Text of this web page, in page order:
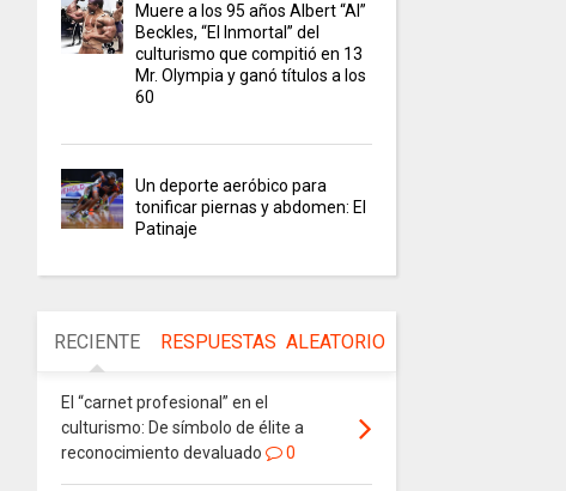
Muere a los 95 años Albert “Al”
Beckles, “El Inmortal” del
culturismo que compitió en 13
Mr. Olympia y ganó títulos a los
60
Un deporte aeróbico para
tonificar piernas y abdomen: El
Patinaje
RECIENTE RESPUESTAS ALEATORIO
El “carnet profesional” en el
culturismo: De símbolo de élite a
reconocimiento devaluado
0